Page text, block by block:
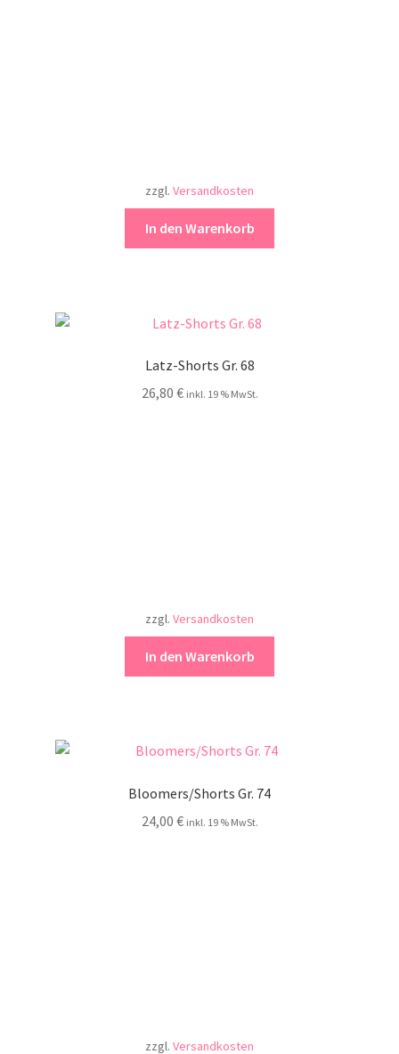
zzgl. Versandkosten
In den Warenkorb
Latz-Shorts Gr. 68
26,80 € inkl. 19 % MwSt.
zzgl. Versandkosten
In den Warenkorb
Bloomers/Shorts Gr. 74
24,00 € inkl. 19 % MwSt.
zzgl. Versandkosten